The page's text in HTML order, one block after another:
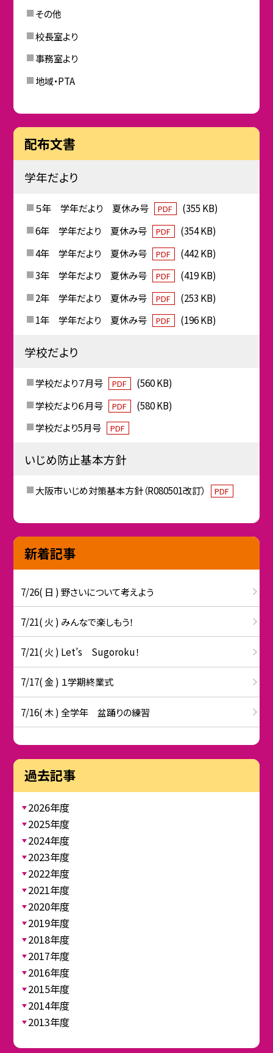
その他
校長室より
事務室より
地域・PTA
配布文書
学年だより
５年 学年だより 夏休み号 PDF
(355 KB)
6年 学年だより 夏休み号
PDF
(354 KB)
4年 学年だより 夏休み号
PDF
(442 KB)
3年 学年だより 夏休み号
PDF
(419 KB)
2年 学年だより 夏休み号
PDF
(253 KB)
1年 学年だより 夏休み号
PDF (196 KB)
学校だより
学校だより７月号 PDF
(560 KB)
学校だより６月号
PDF
(580 KB)
学校だより5月号
PDF
いじめ防止基本方針
大阪市いじめ対策基本方針（R080501改訂） PDF
新着記事
7/26( 日 ) 野さいについて考えよう
7/21( 火 ) みんなで楽しもう！
7/21( 火 ) Let’s Sugoroku！
7/17( 金 ) １学期終業式
7/16( 木 ) 全学年 盆踊りの練習
過去記事
2026年度
2025年度
2024年度
2023年度
2022年度
2021年度
2020年度
2019年度
2018年度
2017年度
2016年度
2015年度
2014年度
2013年度